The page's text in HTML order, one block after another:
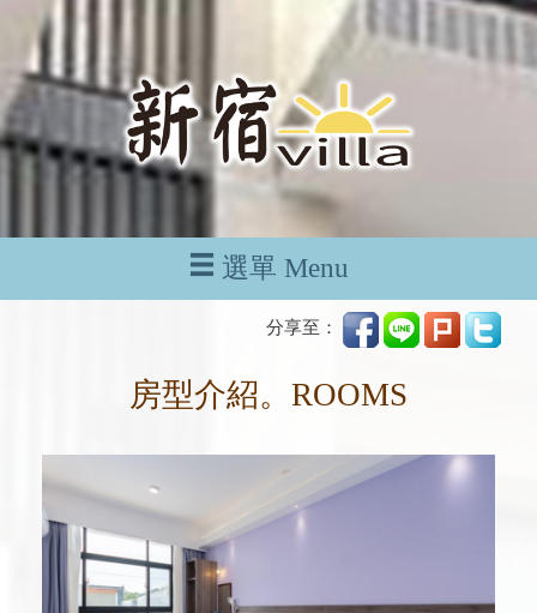
選單 Menu
分享至：
房型介紹。ROOMS